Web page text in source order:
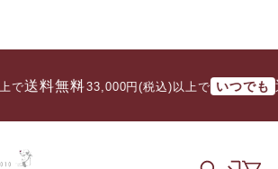
料無料/ 33,000円(税込)以上で いつでも 送料